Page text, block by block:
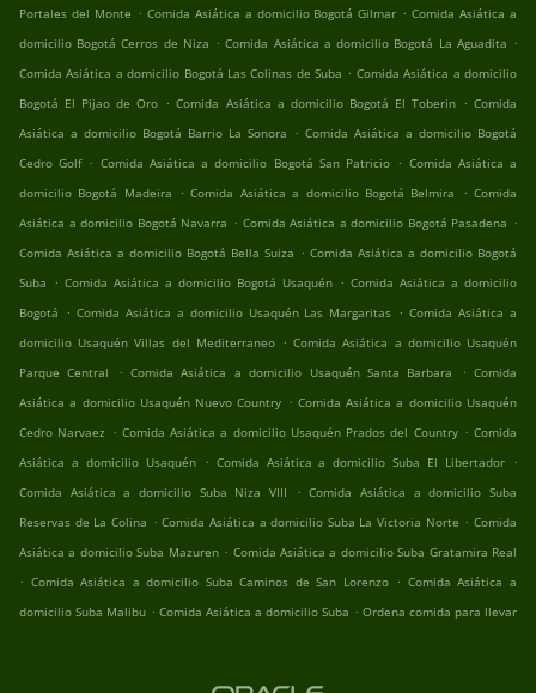
Portales del Monte . Comida Asiática a domicilio Bogotá Gilmar . Comida Asiática a
domicilio Bogotá Cerros de Niza . Comida Asiática a domicilio Bogotá La Aguadita .
Comida Asiática a domicilio Bogotá Las Colinas de Suba . Comida Asiática a domicilio
Bogotá El Pijao de Oro . Comida Asiática a domicilio Bogotá El Toberin . Comida
Asiática a domicilio Bogotá Barrio La Sonora . Comida Asiática a domicilio Bogotá
Cedro Golf . Comida Asiática a domicilio Bogotá San Patricio . Comida Asiática a
domicilio Bogotá Madeira . Comida Asiática a domicilio Bogotá Belmira . Comida
Asiática a domicilio Bogotá Navarra . Comida Asiática a domicilio Bogotá Pasadena .
Comida Asiática a domicilio Bogotá Bella Suiza . Comida Asiática a domicilio Bogotá
Suba . Comida Asiática a domicilio Bogotá Usaquén . Comida Asiática a domicilio
Bogotá . Comida Asiática a domicilio Usaquén Las Margaritas . Comida Asiática a
domicilio Usaquén Villas del Mediterraneo . Comida Asiática a domicilio Usaquén
Parque Central
. Comida Asiática a domicilio Usaquén Santa Barbara . Comida
Asiática a domicilio Usaquén Nuevo Country . Comida Asiática a domicilio Usaquén
Cedro Narvaez . Comida Asiática a domicilio Usaquén Prados del Country . Comida
Asiática a domicilio Usaquén . Comida Asiática a domicilio Suba El Libertador .
Comida Asiática a domicilio Suba Niza VIII
. Comida Asiática a domicilio Suba
Reservas de La Colina . Comida Asiática a domicilio Suba La Victoria Norte . Comida
Asiática a domicilio Suba Mazuren . Comida Asiática a domicilio Suba Gratamira Real
. Comida Asiática a domicilio Suba Caminos de San Lorenzo . Comida Asiática a
domicilio Suba Malibu . Comida Asiática a domicilio Suba . Ordena comida para llevar